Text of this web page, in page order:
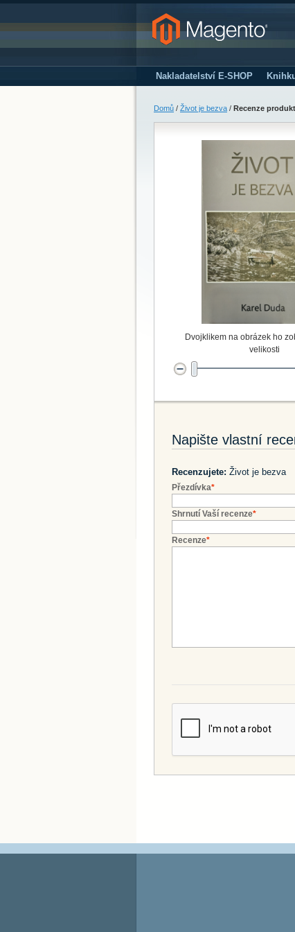
Nakladatelství E-SHOP
Domů / Život je bezva / Recenze
Dvojklikem na obrázek ho
velikosti
Napište vlastní
Recenzujete: Život je bezva
Přezdívka*
Shrnutí Vaší recenze*
Recenze*